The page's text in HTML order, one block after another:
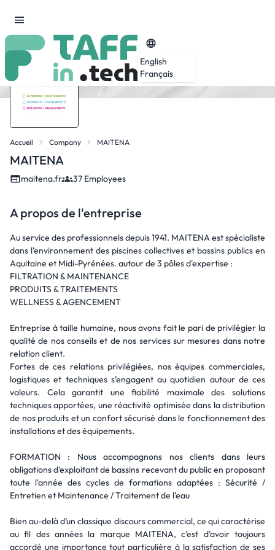
English
Français
Accueil Company MAITENA
MAITENA
maitena.fr 37 Employees
A propos de l'entreprise
Au service des professionnels depuis 1941. MAITENA est spécialiste
dans l’environnement des piscines collectives et bassins publics en
Aquitaine et Midi-Pyrénées. autour de 3 pôles d'expertise :
FILTRATION & MAINTENANCE
PRODUITS & TRAITEMENTS
WELLNESS & AGENCEMENT
Entreprise à taille humaine, nous avons fait le pari de privilégier la
qualité de nos conseils et de nos services sur mesures dans notre
relation client.
Fortes de ces relations privilégiées, nos équipes commerciales,
logistiques et techniques s’engagent au quotidien autour de ces
valeurs. Cela garantit une fiabilité maximale des solutions
techniques apportées, une réactivité optimisée dans la distribution
de nos produits et un confort sécurisé dans le fonctionnement des
installations et des équipements.
FORMATION : Nous accompagnons nos clients dans leurs
obligations d'exploitant de bassins recevant du public en proposant
toute l'année des cycles de formations adaptées : Sécurité /
Entretien et Maintenance / Traitement de l'eau
Bien au-delà d’un classique discours commercial, ce qui caractérise
au fil des années la marque MAITENA, c’est d’avoir toujours
accordé une importance tout particulière à la satisfaction de ses